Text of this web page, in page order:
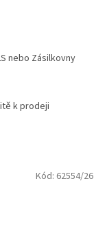
nebo Zásilkovny
k prodeji
Kód: 62554/26